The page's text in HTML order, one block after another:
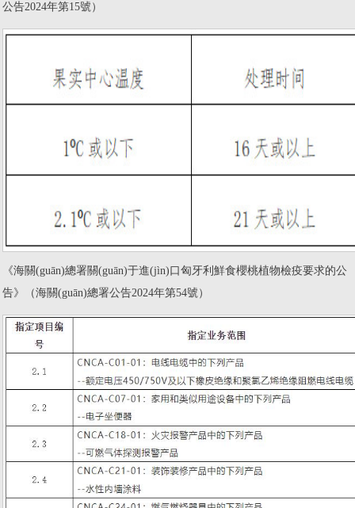
公告2024年第15號）
《海關(guān)總署關(guān)于進(jìn)口匈牙利鮮食櫻桃植物檢疫要求的公
告》（海關(guān)總署公告2024年第54號）